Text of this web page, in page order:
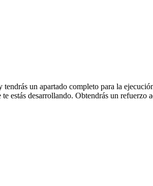
un apartado completo para la
estás desarrollando. Obtendrás un